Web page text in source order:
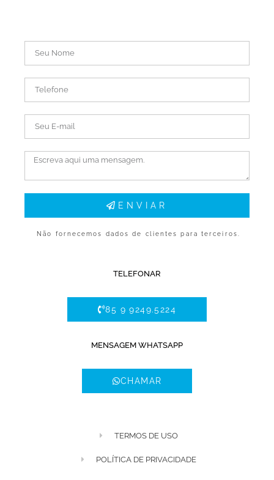
ENVIAR
Não fornecemos dados de clientes para terceiros.
TELEFONAR
85 9 9249.5224
MENSAGEM WHATSAPP
CHAMAR
TERMOS DE USO
POLÍTICA DE PRIVACIDADE